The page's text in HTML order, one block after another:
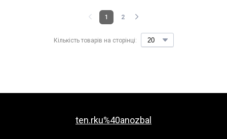
Кількість товарів на сторінці:
1 2
ten.rku%40anozbal